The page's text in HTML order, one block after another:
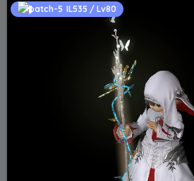
IL535 / Lv80